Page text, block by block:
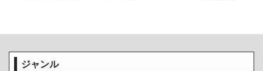
ジャンル